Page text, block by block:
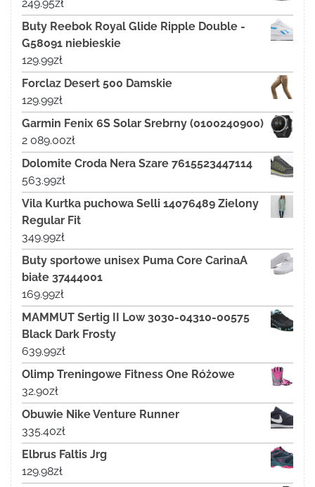
249.95zł
Buty Reebok Royal Glide Ripple Double -
G58091 niebieskie
129.99zł
Forclaz Desert 500 Damskie
129.99zł
Garmin Fenix 6S Solar Srebrny (0100240900)
2 089.00zł
Dolomite Croda Nera Szare 7615523447114
563.99zł
Vila Kurtka puchowa Selli 14076489 Zielony
Regular Fit
349.99zł
Buty sportowe unisex Puma Core CarinaA
białe 37444001
169.99zł
MAMMUT Sertig II Low 3030-04310-00575
Black Dark Frosty
639.99zł
Olimp Treningowe Fitness One Różowe
32.90zł
Obuwie Nike Venture Runner
335.40zł
Elbrus Faltis Jrg
129.98zł